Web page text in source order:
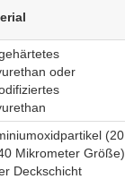
oder
(20
Mikrometer Größe)
Deckschicht